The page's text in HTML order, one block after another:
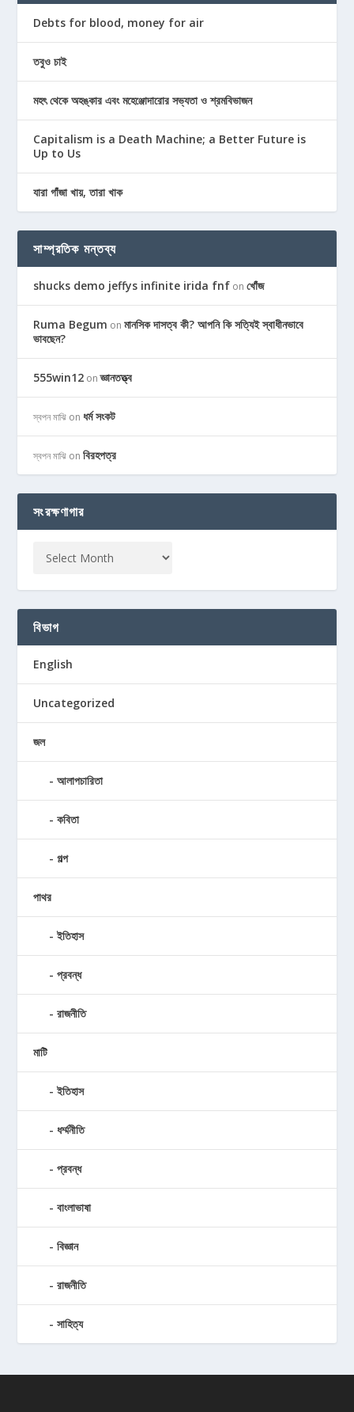
Debts for blood, money for air
তবুও চাই
মহৎ থেকে অহঙ্কার এবং মহেঞ্জোদারোর সভ্যতা ও শ্রমবিভাজন
Capitalism is a Death Machine; a Better Future is
Up to Us
যারা গাঁজা খায়, তারা খাক
সাম্প্রতিক মন্তব্য
shucks demo jeffys infinite irida fnf onখোঁজ
Ruma Begum onমানসিক দাসত্ব কী? আপনি কি সত্যিই স্বাধীনভাবে
ভাবছেন?
555win12 onজ্ঞানতত্ত্ব
স্বপন মাঝি onধর্ম সংকট
স্বপন মাঝি onবিরহপত্র
সংরক্ষণাগার
বিভাগ
English
Uncategorized
জল
আলাপচারিতা
কবিতা
গল্প
পাথর
ইতিহাস
প্রবন্ধ
রাজনীতি
মাটি
ইতিহাস
ধর্ম্মনীতি
প্রবন্ধ
বাংলাভাষা
বিজ্ঞান
রাজনীতি
সাহিত্য